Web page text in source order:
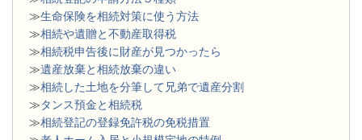
≫生命保険を相続対策に使う方法
≫相続や遺贈と不動産取得税
≫相続税申告後に財産が見つかったら
≫遺産放棄と相続放棄の違い
≫相続した土地を分筆して兄弟で遺産分割
≫タンス預金と相続税
≫相続登記の登録免許税の免税措置